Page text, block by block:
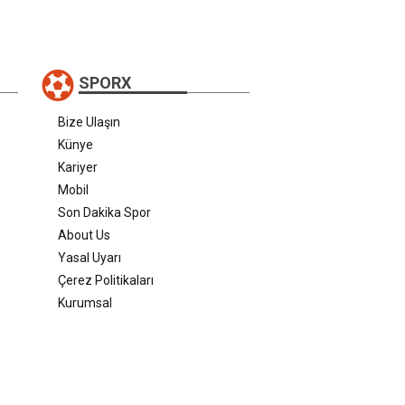
SPORX
Bize Ulaşın
Künye
Kariyer
Mobil
Son Dakika Spor
About Us
Yasal Uyarı
Çerez Politikaları
Kurumsal